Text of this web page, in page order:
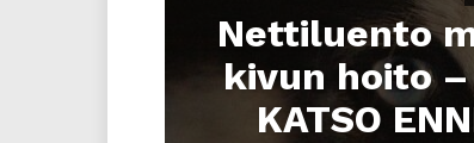
Nettiluento
kivun hoito
KATSO